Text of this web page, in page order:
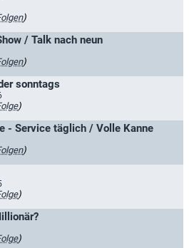
)
/ Talk nach neun
)
sonntags
)
- Service täglich / Volle Kanne
)
)
)